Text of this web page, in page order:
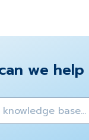
we help